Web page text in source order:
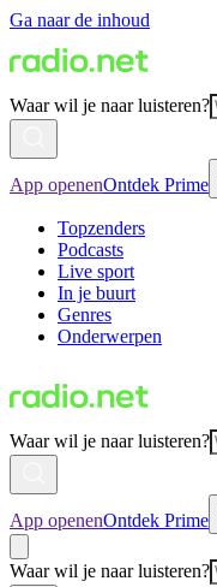
Ga naar de inhoud
Waar wil je naar luisteren?
App openenOntdek Prime
Topzenders
Podcasts
Live sport
In je buurt
Genres
Onderwerpen
Waar wil je naar luisteren?
App openenOntdek Prime
Waar wil je naar luisteren?